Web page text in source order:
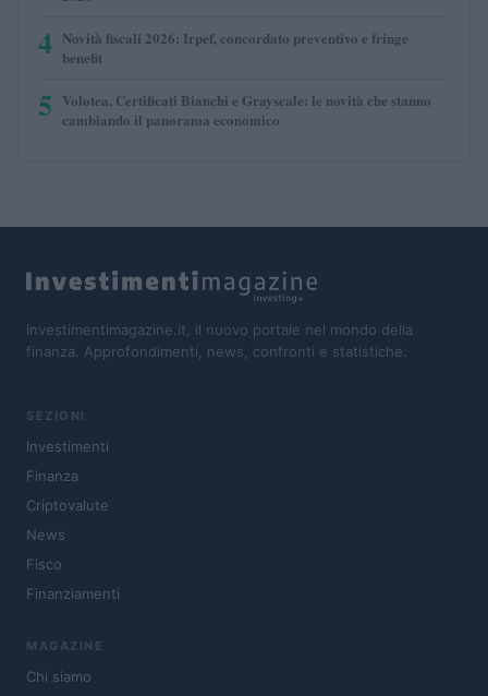
4 Novità fiscali 2026: Irpef, concordato preventivo e fringe
benefit
5 Volotea, Certificati Bianchi e Grayscale: le novità che stanno
cambiando il panorama economico
Investimentimagazine.it, il nuovo portale nel mondo della
finanza. Approfondimenti, news, confronti e statistiche.
SEZIONI
Investimenti
Finanza
Criptovalute
News
Fisco
Finanziamenti
MAGAZINE
Chi siamo